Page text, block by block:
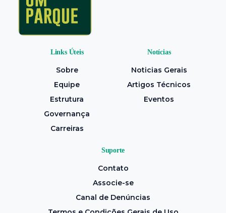
Links Úteis
Sobre
Equipe
Estrutura
Governança
Carreiras
Notícias
Noticias Gerais
Artigos Técnicos
Eventos
Suporte
Contato
Associe-se
Canal de Denúncias